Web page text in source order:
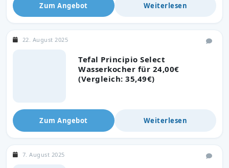
Zum Angebot Weiterlesen
Tefal Principio Select
Wasserkocher für 24,00€
(Vergleich: 35,49€)
22. August 2025
Zum Angebot Weiterlesen
7. August 2025